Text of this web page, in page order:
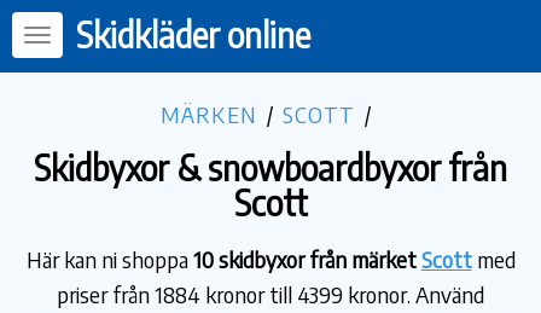
Skidkläder online
MÄRKEN /SCOTT /
Skidbyxor & snowboardbyxor från
Scott
Här kan ni shoppa10 skidbyxor från märketScottmed
priser från 1884 kronor till 4399 kronor. Använd